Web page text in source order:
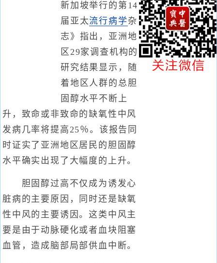
新加坡举行的第14
届亚太流行病学 杂
志》指出，亚洲地
区29家调查机构的
研究结果显示，随
着地区人群的总胆
固醇水平不断上
升，致命或非致命的缺氧性中风
发病几率将提高25％。该报告同
时证实了亚洲地区居民的胆固醇
水平确实出现了大幅度的上升。
胆固醇过高不仅成为诱发心
脏病的主要原因，同时还是缺氧
性中风的主要诱因。这类中风主
要是由于动脉硬化或者血块阻塞
血管，造成脑部局部供血中断。